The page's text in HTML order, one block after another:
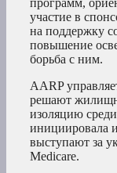
программ,
участие в
на поддержку
повышение
борьба с ним.
AARP
решают
изоляцию
инициировала
выступают за
Medicare.